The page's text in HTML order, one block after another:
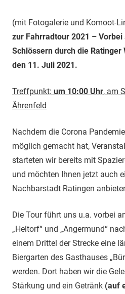
4.
Juli
2021
1.
Vorsitzender
Veranstaltung
(mit Fotogalerie und Komoot-
zur Fahrradtour 2021 – Vorbei
Schlössern durch die Ratinger
den 11. Juli 2021.
Treffpunkt: um 10:00 Uhr, am
Ährenfeld
Nachdem die Corona
möglich gemacht hat,
starteten wir bereits mit
und möchten Ihnen jetzt auch
Nachbarstadt Ratingen
Die Tour führt uns u.a. vorbei
„Heltorf“ und „Angermund“
einem Drittel der Strecke eine
Biergarten des Gasthauses
werden. Dort haben wir die
Stärkung und ein Getränk (auf